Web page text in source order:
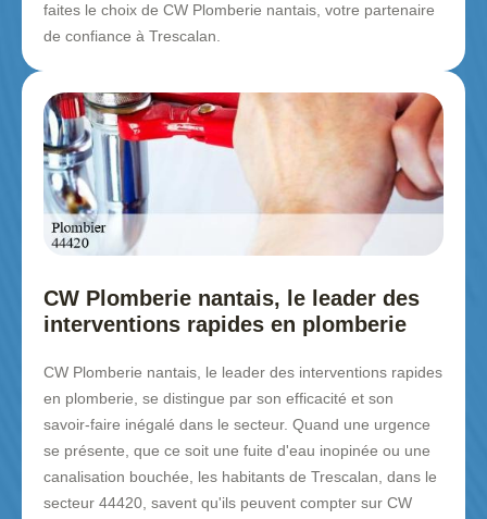
faites le choix de CW Plomberie nantais, votre partenaire
de confiance à Trescalan.
CW Plomberie nantais, le leader des
interventions rapides en plomberie
CW Plomberie nantais, le leader des interventions rapides
en plomberie, se distingue par son efficacité et son
savoir-faire inégalé dans le secteur. Quand une urgence
se présente, que ce soit une fuite d'eau inopinée ou une
canalisation bouchée, les habitants de Trescalan, dans le
secteur 44420, savent qu'ils peuvent compter sur CW